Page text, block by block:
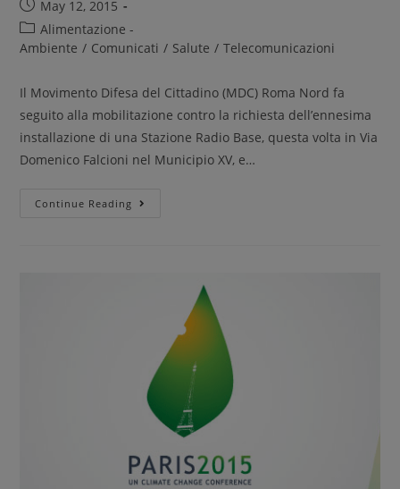
May 12, 2015
Alimentazione -
Ambiente / Comunicati / Salute / Telecomunicazioni
Il Movimento Difesa del Cittadino (MDC) Roma Nord fa
seguito alla mobilitazione contro la richiesta dell’ennesima
installazione di una Stazione Radio Base, questa volta in Via
Domenico Falcioni nel Municipio XV, e…
Continue Reading